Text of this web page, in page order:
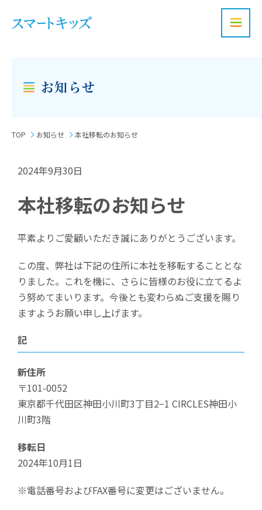
お知らせ
TOP お知らせ 本社移転のお知らせ
2024年9月30日
本社移転のお知らせ
平素よりご愛顧いただき誠にありがとうございます。
この度、弊社は下記の住所に本社を移転することとな
りました。これを機に、さらに皆様のお役に立てるよ
う努めてまいります。今後とも変わらぬご支援を賜り
ますようお願い申し上げます。
記
新住所
〒101-0052
東京都千代田区神田小川町3丁目2−1 CIRCLES神田小
川町3階
移転日
2024年10月1日
※電話番号およびFAX番号に変更はございません。